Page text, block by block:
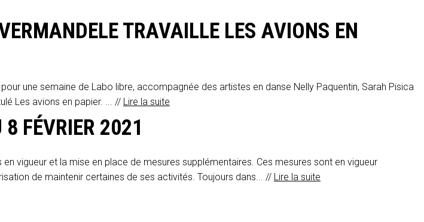
TRAVAILLE LES AVIONS EN
une semaine de Labo libre, accompagnée des artistes en danse Nelly Paquentin, Sarah Pisica
Les avions en papier. ... // Lire la suite
FÉVRIER 2021
vigueur et la mise en place de mesures supplémentaires. Ces mesures sont en vigueur
de maintenir certaines de ses activités. Toujours dans... // Lire la suite